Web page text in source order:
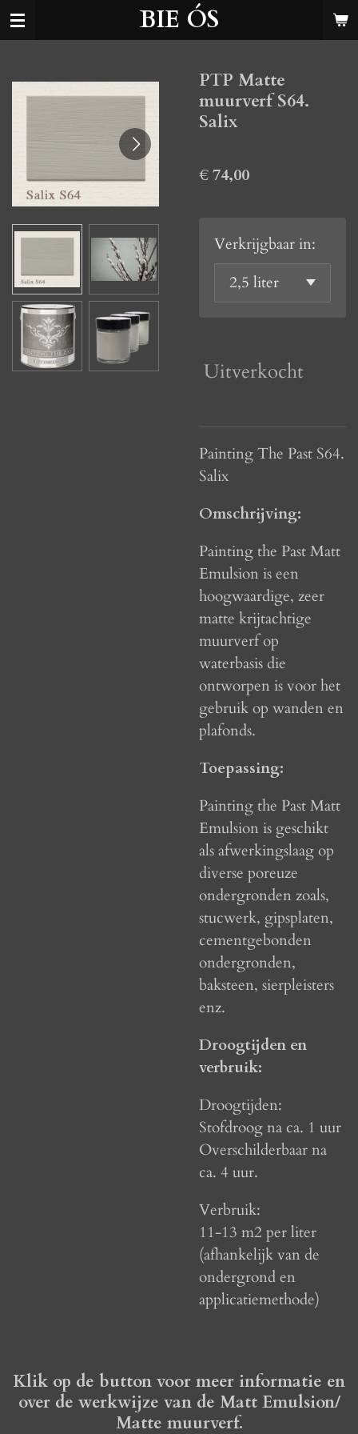
Ga
direct
de
BIE ÓS
PTP Matte
muurverf S64.
Salix
€ 74,00
Verkrijgbaar in:
Uitverkocht
Painting The Past S64.
Salix
Omschrijving:
Painting the Past Matt
Emulsion is een
hoogwaardige, zeer
matte krijtachtige
muurverf op
waterbasis die
ontworpen is voor het
gebruik op wanden en
plafonds.
Toepassing:
Painting the Past Matt
Emulsion is geschikt
als afwerkingslaag op
diverse poreuze
ondergronden zoals,
stucwerk, gipsplaten,
cementgebonden
ondergronden,
baksteen, sierpleisters
enz.
Droogtijden en
verbruik:
Droogtijden:
Stofdroog na ca. 1 uur
Overschilderbaar na
ca. 4 uur.
Verbruik:
11-13 m2 per liter
(afhankelijk van de
ondergrond en
applicatiemethode)
Klik op de button voor meer informatie en
over de werkwijze van de Matt Emulsion/
Matte muurverf.